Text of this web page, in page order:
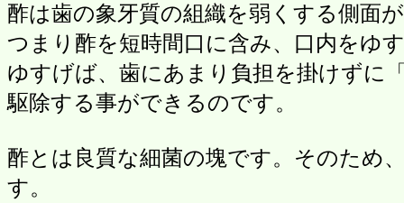
酢は歯の象牙質の組織を弱くする側面
つまり酢を短時間口に含み、口内をゆ
ゆすげば、歯にあまり負担を掛けずに
駆除する事ができるのです。
酢とは良質な細菌の塊です。そのため
す。